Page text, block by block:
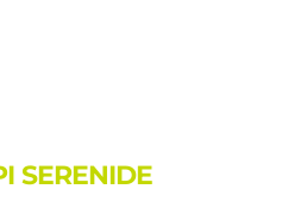
SERENIDE